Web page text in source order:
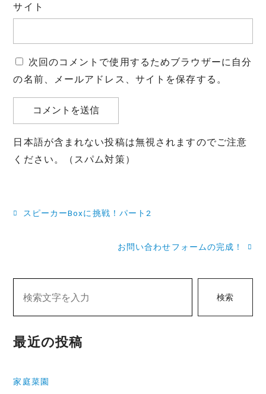
サイト
次回のコメントで使用するためブラウザーに自分
の名前、メールアドレス、サイトを保存する。
日本語が含まれない投稿は無視されますのでご注意
ください。（スパム対策）
ゲ
ー
シ
ン
スピーカーBoxに挑戦！パート2
お問い合わせフォームの完成！
検索
最近の投稿
家庭菜園